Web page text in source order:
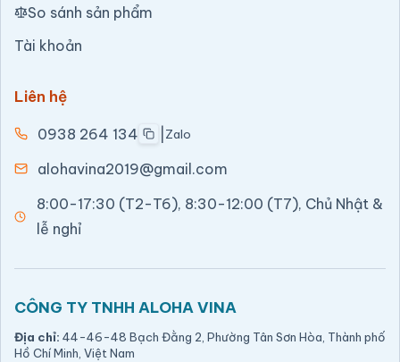
So sánh sản phẩm
Tài khoản
Liên hệ
0938 264 134 Zalo
alohavina2019@gmail.com
8:00-17:30 (T2-T6), 8:30-12:00 (T7), Chủ Nhật &
lễ nghỉ
CÔNG TY TNHH ALOHA VINA
Địa chỉ: 44-46-48 Bạch Đằng 2, Phường Tân Sơn Hòa, Thành phố
Hồ Chí Minh, Việt Nam